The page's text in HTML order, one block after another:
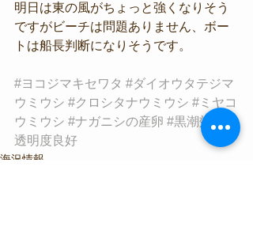
明日は東の風がちょっと強くなりそう
ですがビーチは問題ありません、ボー
トは船長判断になりそうです。
#ヨコジマキセワタ #ダイオウタテジマ
ウミウシ #クロシタナウミウシ #ミヤコ
ウミウシ #ナガニシの産卵 #黒潮効果
透明度良好
海況情報